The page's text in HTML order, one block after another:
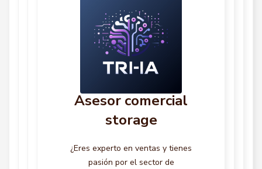
Asesor comercial
storage
¿Eres experto en ventas y tienes
pasión por el sector de